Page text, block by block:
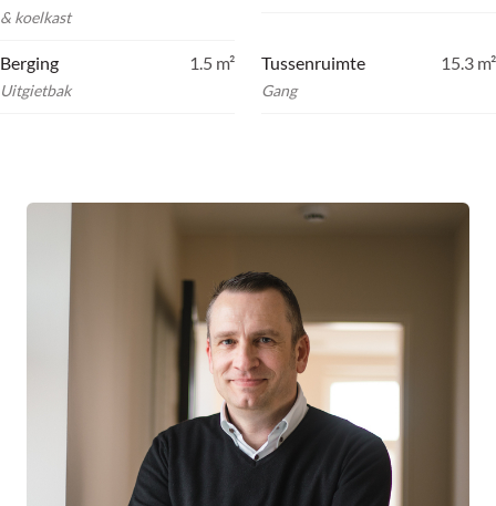
& koelkast
Berging 1.5 m²
Uitgietbak
Tussenruimte 15.3 m²
Gang